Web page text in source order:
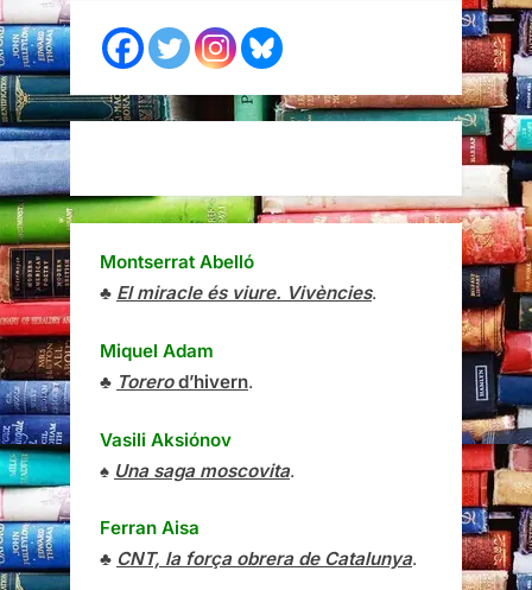
Montserrat Abelló
♣ El miracle és viure. Vivències.
Miquel Adam
♣ Torerod’hivern.
Vasili Aksiónov
♠ Una saga moscovita.
Ferran Aisa
♣ CNT, la força obrera de Catalunya.